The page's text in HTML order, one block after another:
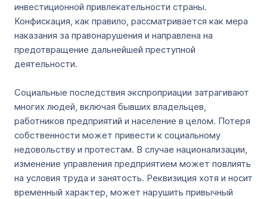
инвестиционной привлекательности страны.
Конфискация, как правило, рассматривается как мера
наказания за правонарушения и направлена на
предотвращение дальнейшей преступной
деятельности.
Социальные последствия экспроприации затрагивают
многих людей, включая бывших владельцев,
работников предприятий и население в целом. Потеря
собственности может привести к социальному
недовольству и протестам. В случае национализации,
изменение управления предприятием может повлиять
на условия труда и занятость. Реквизиция хотя и носит
временный характер, может нарушить привычный